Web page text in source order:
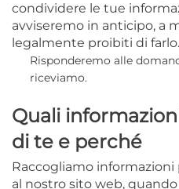
condividere le tue
avviseremo in anticipo, a
legalmente proibiti di farlo.
Risponderemo alle
riceviamo.
Quali
di te e perché
Raccogliamo
al nostro sito web,